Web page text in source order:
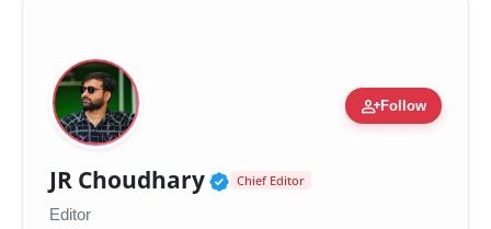
person_addFollow
JR Choudhary Verified Public Figure
Chief Editor
Editor